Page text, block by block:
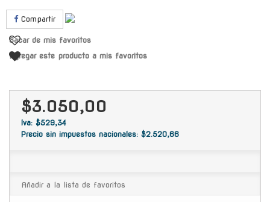
Compartir
Sacar de mis favoritos
Agregar este producto a mis favoritos
$3.050,00
Iva: $529,34
Precio sin impuestos nacionales: $2.520,66
Añadir a la lista de favoritos